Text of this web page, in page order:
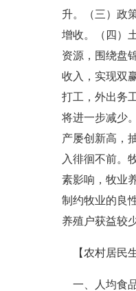
升。（三）政
增收。（四）
资源，围绕盘
收入，实现双
打工，外出务
将进一步减少
产屡创新高，
入徘徊不前。
素影响，牧业
制约牧业的良
养殖户获益较少
【农村居民
一、人均食